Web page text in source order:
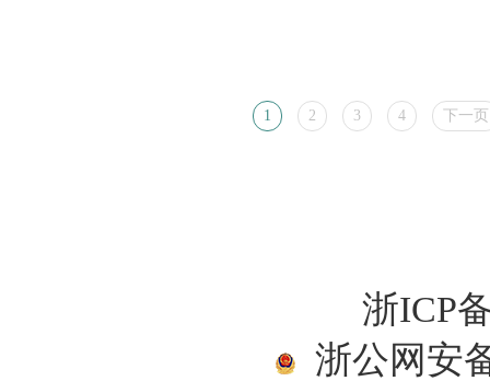
1 2 3 4 下一页
浙ICP
浙公网安